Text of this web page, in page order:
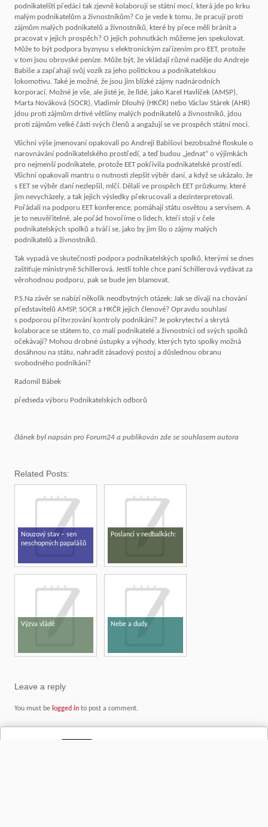
podnikatelští předáci tak zjevně kolaborují se státní mocí, která jde po krku
malým podnikatelům a živnostníkům? Co je vede k tomu, že pracují proti
zájmům malých podnikatelů a živnostníků, které by přece měli bránit a
pracovat v jejich prospěch? O jejich pohnutkách můžeme jen spekulovat.
Může to být podpora byznysu s elektronickým zařízením pro EET, protože
v tom jsou obrovské peníze. Může být, že vkládají různé naděje do Andreje
Babiše a zapřahají svůj vozík za jeho politickou a podnikatelskou
lokomotivu. Také je možné, že jsou jim blízké zájmy nadnárodních
korporací. Možné je vše, ale jisté je, že lidé, jako Karel Havlíček (AMSP),
Marta Nováková (SOCR), Vladimír Dlouhý (HKČR) nebo Václav Stárek (AHR)
jdou proti zájmům drtivé většiny malých podnikatelů a živnostníků, jdou
proti zájmům velké části svých členů a angažují se ve prospěch státní moci.
Všichni výše jmenovaní opakovali po Andreji Babišovi bezobsažné floskule o
narovnávání podnikatelského prostředí, a teď budou „jednat“ o výjimkách
pro nejmenší podnikatele, protože EET pokřivila podnikatelské prostředí.
Všichni opakovali mantru o nutnosti zlepšit výběr daní, a když se ukázalo, že
s EET se výběr daní nezlepšil, mlčí. Dělali ve prospěch EET průzkumy, které
jim nevycházely, a tak jejich výsledky překrucovali a dezinterpretovali.
Pořádali na podporu EET konference, pomáhají státu osvětou a servisem. A
je to neuvěřitelné, ale pořád hovoříme o lidech, kteří stojí v čele
podnikatelských spolků a tváří se, jako by jim šlo o zájmy malých
podnikatelů a živnostníků.
Tak vypadá ve skutečnosti podpora podnikatelských spolků, kterými se dnes
zaštiťuje ministryně Schillerová. Jestli tohle chce paní Schillerová vydávat za
věrohodnou podporu, pak se bude jen blamovat.
P.S.Na závěr se nabízí několik neodbytných otázek: Jak se dívají na chování
představitelů AMSP, SOCR a HKČR jejich členové? Opravdu souhlasí
s podporou přitvrzování kontroly podnikání? Je pokrytectví a skrytá
kolaborace se státem to, co malí podnikatelé a živnostníci od svých spolků
očekávají? Mohou drobné ústupky a výhody, kterých tyto spolky možná
dosáhnou na státu, nahradit zásadový postoj a důslednou obranu
svobodného podnikání?
Radomil Bábek
předseda výboru Podnikatelských odborů
článek byl napsán pro Forum24 a publikován zde se souhlasem autora
Related Posts:
Nouzový stav – sen
neschopných papalášů
Poslanci v nedbalkách:
Výzva vládě Nebe a dudy.
Leave a reply
You must be logged into post a comment.